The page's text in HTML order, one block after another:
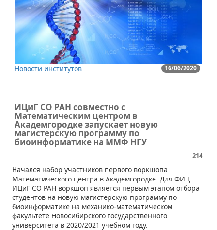
16/06/2020
Новости институтов
ИЦиГ СО РАН совместно с
Математическим центром в
Академгородке запускает новую
магистерскую программу по
биоинформатике на ММФ НГУ
214
​Начался набор участников первого воркшопа
Математического центра в Академгородке. Для ФИЦ
ИЦиГ СО РАН воркшоп является первым этапом отбора
студентов на новую магистерскую программу по
биоинформатике на механико-математическом
факультете Новосибирского государственного
университета в 2020/2021 учебном году.